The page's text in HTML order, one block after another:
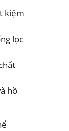
kiệm
lọc
hồ